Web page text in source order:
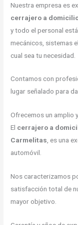
Nuestra empresa es
cerrajero a
y todo el personal
mecánicos, sistemas
cual sea tu necesidad.
Contamos con
lugar señalado para
Ofrecemos un amplio
El cerrajero a
Carmelitas, es una
automóvil.
Nos caracterizamos
satisfacción total de
mayor objetivo.